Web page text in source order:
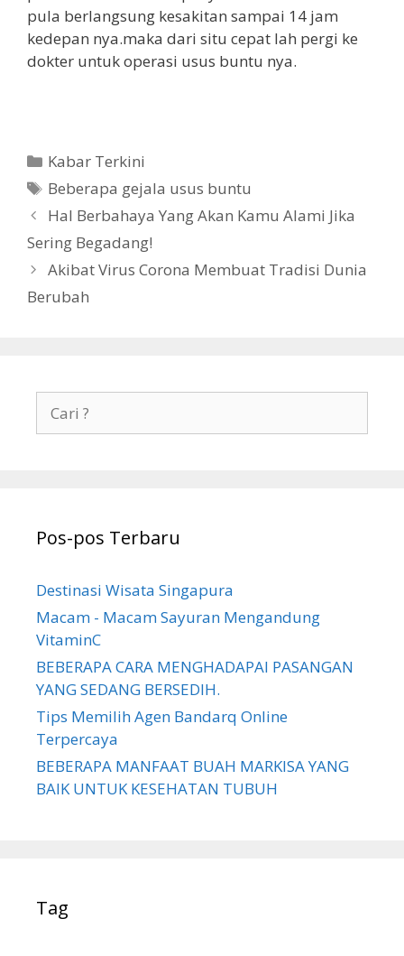
pula berlangsung kesakitan sampai 14 jam
kedepan nya.maka dari situ cepat lah pergi ke
dokter untuk operasi usus buntu nya.
K
a
e
g
o
r
Kabar Terkini
T
a
Beberapa gejala usus buntu
N
a
g
T
Hal Berbahaya Yang Akan Kamu Alami Jika
Sering Begadang!
Akibat Virus Corona Membuat Tradisi Dunia
Berubah
t
k
Pos-pos Terbaru
Destinasi Wisata Singapura
Macam - Macam Sayuran Mengandung
VitaminC
BEBERAPA CARA MENGHADAPAI PASANGAN
YANG SEDANG BERSEDIH.
Tips Memilih Agen Bandarq Online
Terpercaya
BEBERAPA MANFAAT BUAH MARKISA YANG
BAIK UNTUK KESEHATAN TUBUH
Tag